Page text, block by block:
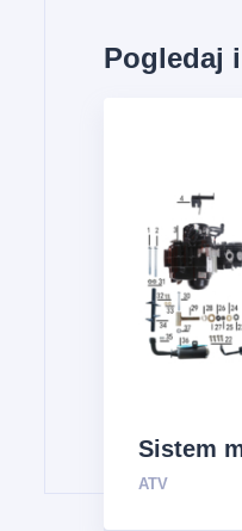
Pogledaj
Sistem
ATV